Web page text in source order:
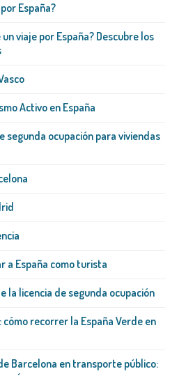
España?
viaje por España? Descubre los
Activo en España
segunda ocupación para viviendas
a España como turista
la licencia de segunda ocupación
cómo recorrer la España Verde en
Barcelona en transporte público: